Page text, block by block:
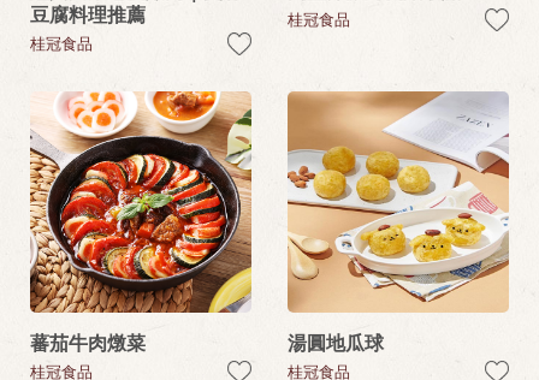
豆腐料理推薦
桂冠食品
桂冠食品
蕃茄牛肉燉菜
桂冠食品
湯圓地瓜球
桂冠食品